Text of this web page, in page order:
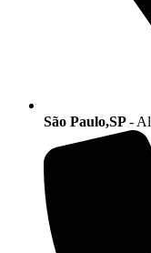
São Paulo,SP-